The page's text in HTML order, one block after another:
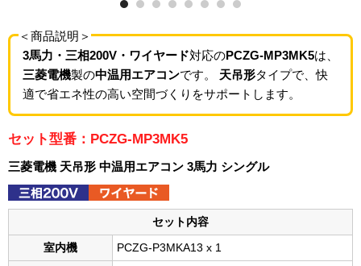
＜商品説明＞
3馬力・三相200V・ワイヤード対応のPCZG-MP3MK5は、
三菱電機製の中温用エアコンです。 天吊形タイプで、快
適で省エネ性の高い空間づくりをサポートします。
セット型番：PCZG-MP3MK5
三菱電機 天吊形 中温用エアコン 3馬力 シングル
セット内容
室内機 PCZG-P3MKA13 x 1